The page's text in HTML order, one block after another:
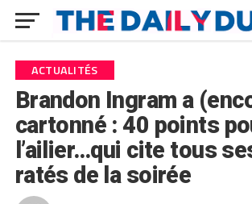
ACTUALITÉS
Brandon Ingram a
cartonné : 40 points
l’ailier…qui cite tous
ratés de la soirée